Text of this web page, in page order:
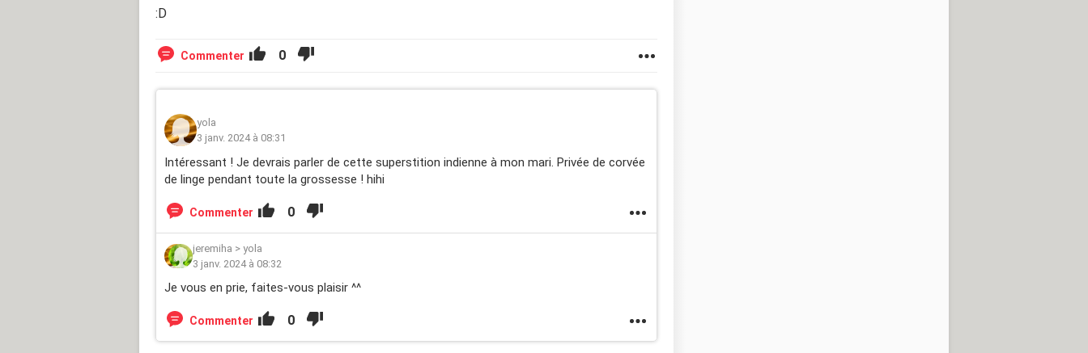
:D
Commenter 0
yola
3 janv. 2024 à 08:31
Intéressant ! Je devrais parler de cette superstition indienne à mon mari. Privée de corvée
de linge pendant toute la grossesse ! hihi
Commenter 0
jeremiha > yola
3 janv. 2024 à 08:32
Je vous en prie, faites-vous plaisir ^^
Commenter 0